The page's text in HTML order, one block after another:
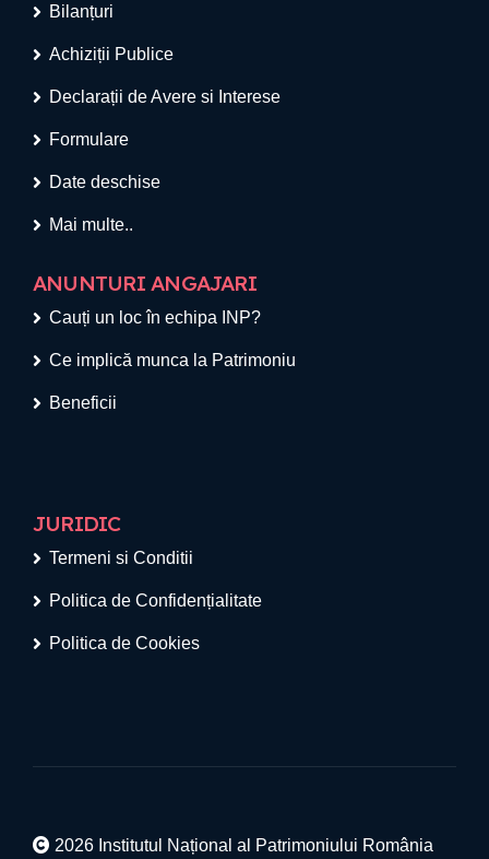
Bilanțuri
Achiziții Publice
Declarații de Avere si Interese
Formulare
Date deschise
Mai multe..
ANUNTURI ANGAJARI
Cauți un loc în echipa INP?
Ce implică munca la Patrimoniu
Beneficii
JURIDIC
Termeni si Conditii
Politica de Confidențialitate
Politica de Cookies
2026 Institutul Național al Patrimoniului România